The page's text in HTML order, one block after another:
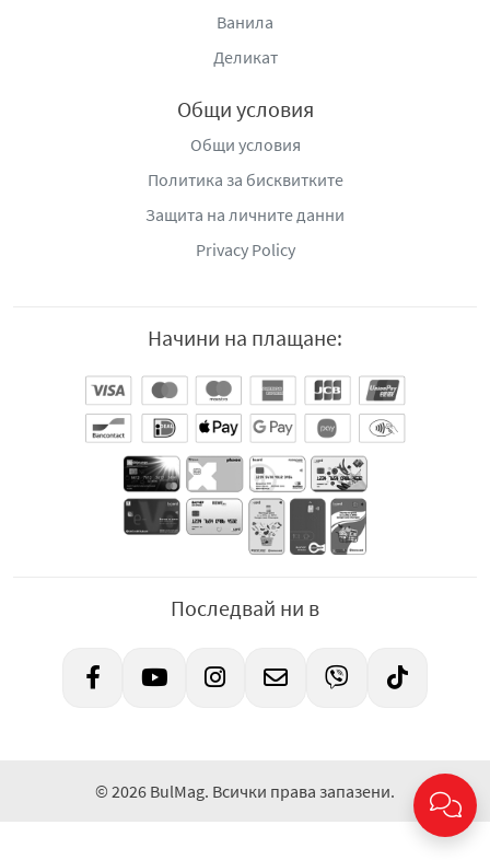
Ванила
Деликат
Общи условия
Общи условия
Политика за бисквитките
Защита на личните данни
Privacy Policy
Начини на плащане:
Последвай ни в
© 2026 BulMag. Всички права запазени.